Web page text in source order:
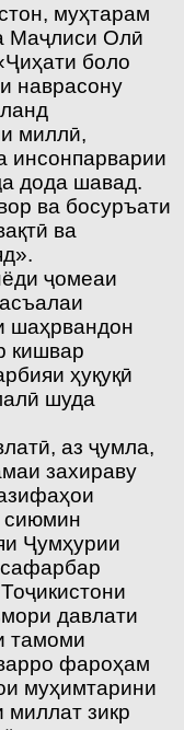
муҳтарам
Маҷлиси Олӣ
боло
наврасону
миллӣ,
инсонпарварии
дода шавад.
ва босуръати
ва
ҷомеаи
шаҳрвандон
кишвар
ҳуқуқӣ
шуда
аз ҷумла,
захираву
сиюмин
Ҷумҳурии
сафарбар
давлати
тамоми
фароҳам
муҳимтарини
зикр